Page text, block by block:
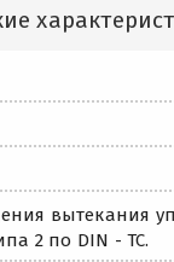
вытекания
2 по DIN - TC.